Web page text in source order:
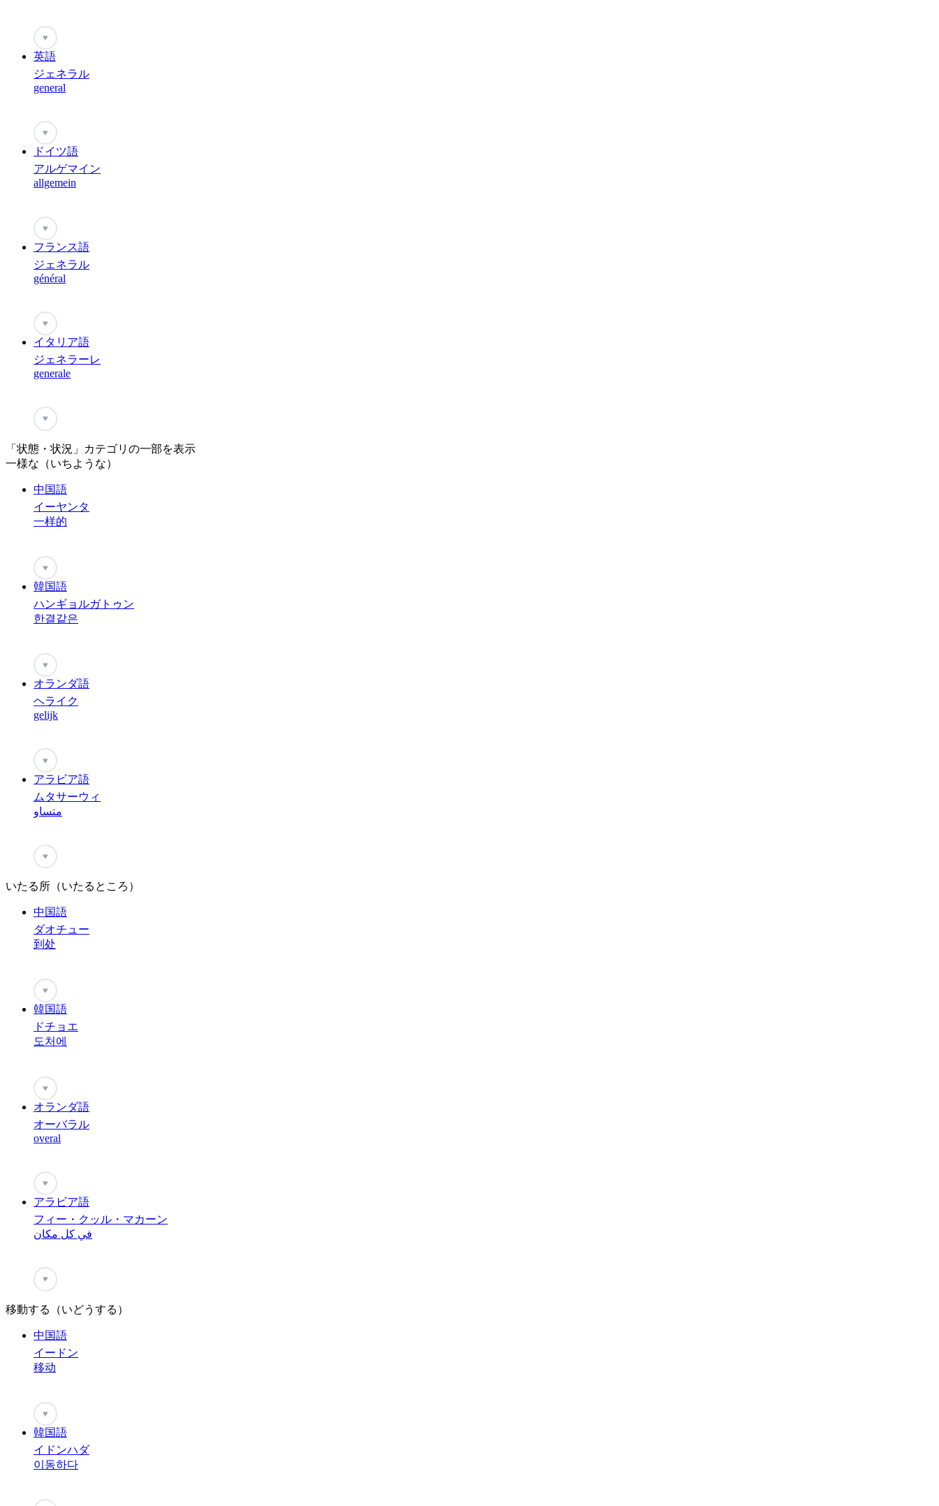
♥
英語
ジェネラル
general
♥
ドイツ語
アルゲマイン
allgemein
♥
フランス語
ジェネラル
général
♥
イタリア語
ジェネラーレ
generale
♥
「状態・状況」カテゴリの一部を表示
一様な（いちような）
中国語
イーヤンタ
一样的
♥
韓国語
ハンギョルガトゥン
한결같은
♥
オランダ語
ヘライク
gelijk
♥
アラビア語
ムタサーウィ
متساو
♥
いたる所（いたるところ）
中国語
ダオチュー
到处
♥
韓国語
ドチョエ
도처에
♥
オランダ語
オーバラル
overal
♥
アラビア語
フィー・クッル・マカーン
في كل مكان
♥
移動する（いどうする）
中国語
イードン
移动
♥
韓国語
イドンハダ
이동하다